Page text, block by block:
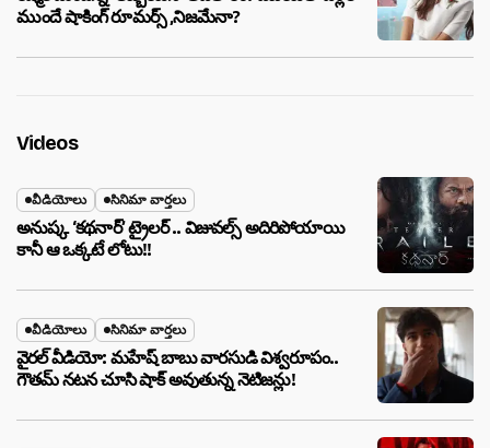
ముందే షాకింగ్ రూమర్స్ ,నిజమేనా?
Videos
వీడియోలు సినిమా వార్తలు
అనుష్క ‘కథనార్’ ట్రైలర్ .. విజువల్స్ అదిరిపోయాయి
కానీ ఆ ఒక్కటే లోటు!!
వీడియోలు సినిమా వార్తలు
వైరల్ వీడియో: మహేష్ బాబు వారసుడి విశ్వరూపం..
గౌతమ్ నటన చూసి షాక్ అవుతున్న నెటిజన్లు!